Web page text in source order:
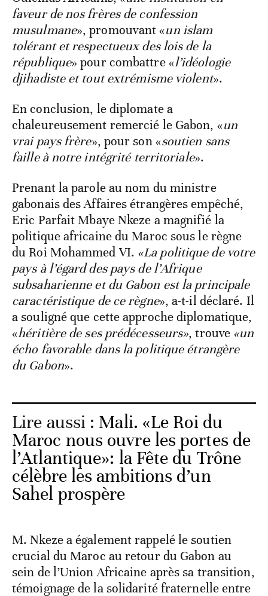
faveur de nos frères de confession
musulmane», promouvant «un islam
tolérant et respectueux des lois de la
république» pour combattre «l’idéologie
djihadiste et tout extrémisme violent».
En conclusion, le diplomate a
chaleureusement remercié le Gabon, «un
vrai pays frère», pour son «soutien sans
faille à notre intégrité territoriale».
Prenant la parole au nom du ministre
gabonais des Affaires étrangères empêché,
Eric Parfait Mbaye Nkeze a magnifié la
politique africaine du Maroc sous le règne
du Roi Mohammed VI. «La politique de votre
pays à l’égard des pays de l’Afrique
subsaharienne et du Gabon est la principale
caractéristique de ce règne», a-t-il déclaré. Il
a souligné que cette approche diplomatique,
«héritière de ses prédécesseurs», trouve «un
écho favorable dans la politique étrangère
du Gabon».
Lire aussi : Mali. «Le Roi du
Maroc nous ouvre les portes de
l’Atlantique»: la Fête du Trône
célèbre les ambitions d’un
Sahel prospère
M. Nkeze a également rappelé le soutien
crucial du Maroc au retour du Gabon au
sein de l’Union Africaine après sa transition,
témoignage de la solidarité fraternelle entre